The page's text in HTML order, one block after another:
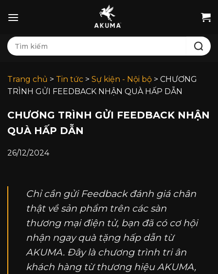
qua
dung
Tìm
kiếm:
Trang chủ > Tin tức > Sự kiện - Nội bộ > CHƯƠNG
TRÌNH GỬI FEEDBACK NHẬN QUÀ HẤP DẪN
CHƯƠNG TRÌNH GỬI FEEDBACK NHẬN
QUÀ HẤP DẪN
26/12/2024
Chỉ cần gửi Feedback đánh giá chân
thật về sản phẩm trên các sàn
thương mại điện tử, bạn đã có cơ hội
nhận ngay quà tặng hấp dẫn từ
AKUMA. Đây là chương trình tri ân
khách hàng từ thương hiệu AKUMA,